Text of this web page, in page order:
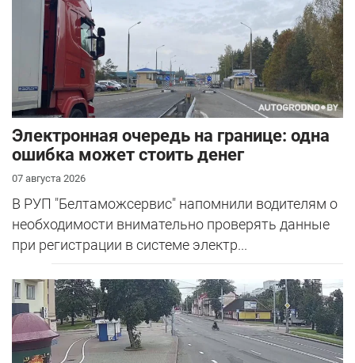
Электронная очередь на границе: одна
ошибка может стоить денег
07 августа 2026
В РУП "Белтаможсервис" напомнили водителям о
необходимости внимательно проверять данные
при регистрации в системе электр...